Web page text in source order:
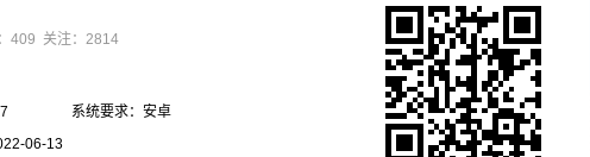
409 关注：2814
系统要求：安卓
06-13